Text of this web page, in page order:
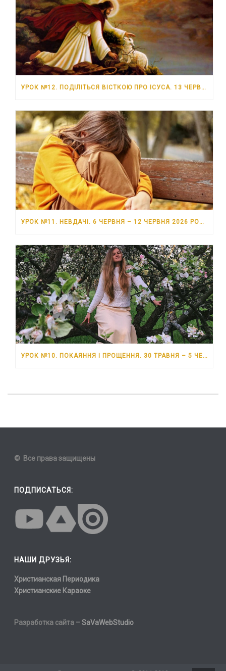
УРОК №12. ПОДІЛІТЬСЯ ВІСТКОЮ ПРО ІСУСА. 13 ЧЕРВНЯ – 19 ЧЕРВНЯ 2026 РОКУ
УРОК №11. НЕВДАЧІ. 6 ЧЕРВНЯ – 12 ЧЕРВНЯ 2026 РОКУ
УРОК №10. ПОКАЯННЯ І ПРОЩЕННЯ. 30 ТРАВНЯ – 5 ЧЕРВНЯ 2026 РОКУ
© Все права защищены
ПОДПИСАТЬСЯ:
НАШИ ДРУЗЬЯ:
Христианская Периодика
Христианские Караоке
Разработка сайта –SaVaWebStudio